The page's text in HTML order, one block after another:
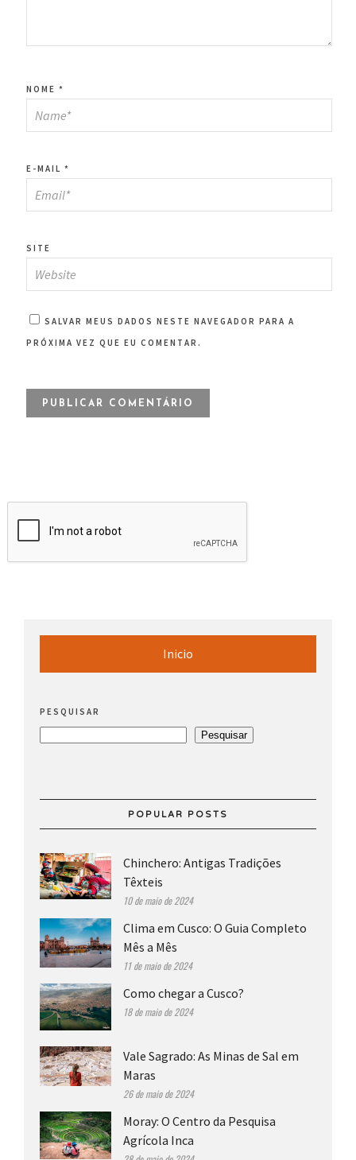
NOME *
E-MAIL *
SITE
SALVAR MEUS DADOS NESTE NAVEGADOR PARA A
PRÓXIMA VEZ QUE EU COMENTAR.
Inicio
PESQUISAR
Pesquisar
POPULAR POSTS
Chinchero: Antigas Tradições
Têxteis
10 de maio de 2024
Clima em Cusco: O Guia Completo
Mês a Mês
11 de maio de 2024
Como chegar a Cusco?
18 de maio de 2024
Vale Sagrado: As Minas de Sal em
Maras
26 de maio de 2024
Moray: O Centro da Pesquisa
Agrícola Inca